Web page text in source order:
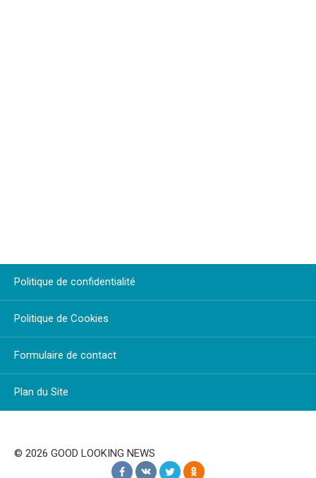
Politique de confidentialité
Politique de Cookies
Formulaire de contact
Plan du Site
© 2026 GOOD LOOKING NEWS